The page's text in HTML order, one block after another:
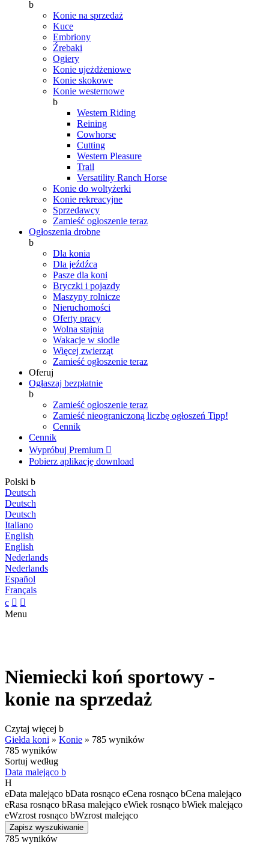
b
Konie na sprzedaż
Kuce
Embriony
Źrebaki
Ogiery
Konie ujeżdżeniowe
Konie skokowe
Konie westernowe
b
Western Riding
Reining
Cowhorse
Cutting
Western Pleasure
Trail
Versatility Ranch Horse
Konie do woltyżerki
Konie rekreacyjne
Sprzedawcy
Zamieść ogłoszenie teraz
Ogłoszenia drobne
b
Dla konia
Dla jeźdźca
Pasze dla koni
Bryczki i pojazdy
Maszyny rolnicze
Nieruchomości
Oferty pracy
Wolna stajnia
Wakacje w siodle
Więcej zwierząt
Zamieść ogłoszenie teraz
Oferuj
Ogłaszaj bezpłatnie
b
Zamieść ogłoszenie teraz
Zamieść nieograniczoną liczbę ogłoszeń Tipp!
Cennik
Cennik
Wypróbuj Premium 
Pobierz aplikację download
Polski b
Deutsch
Deutsch
Deutsch
Italiano
English
English
Nederlands
Nederlands
Español
Français
c  
Menu
Niemiecki koń sportowy -
konie na sprzedaż
Czytaj więcej b
Giełda koni » Konie » 785 wyników
785 wyników
Sortuj według
Data malejąco b
H
eData malejąco bData rosnąco eCena rosnąco bCena malejąco
eRasa rosnąco bRasa malejąco eWiek rosnąco bWiek malejąco
eWzrost rosnąco bWzrost malejąco
Zapisz wyszukiwanie
785 wyników